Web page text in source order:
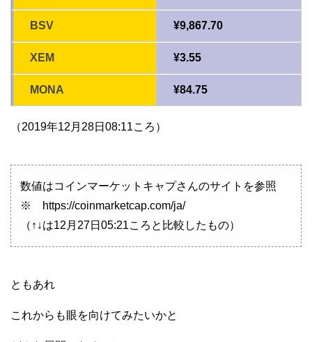
BSV ¥9,867.70
XEM ¥3.55
MONA ¥84.75
（2019年12月28日08:11ころ）
数値はコインマーケットキャプさんのサイトを参照
※ https://coinmarketcap.com/ja/
（↑↓は12月27日05:21ころと比較したもの）
ともあれ
これからも眼を向けてみたいかと